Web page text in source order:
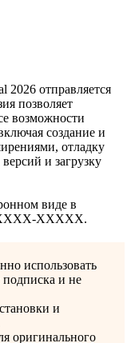
2026 отправляется
позволяет
возможности
создание и
отладку
и загрузку
виде в
XXXXX.
использовать
подписка и не
и
оригинального